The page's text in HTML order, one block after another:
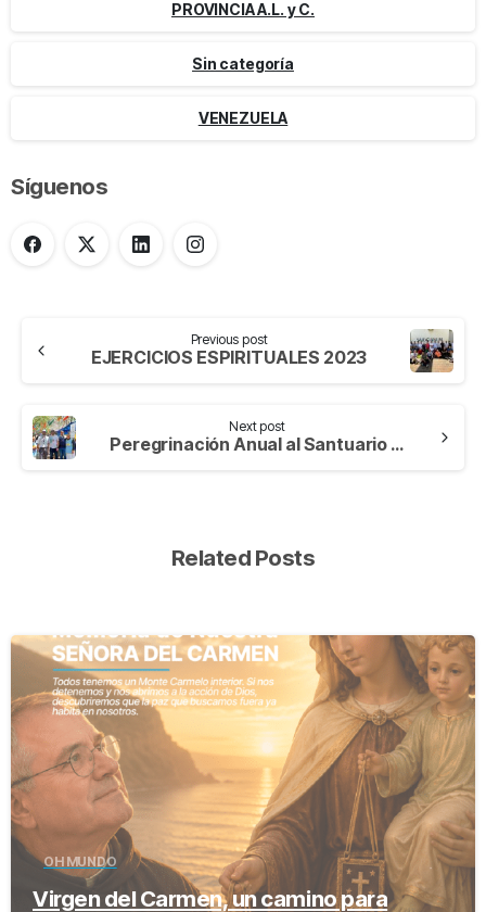
PROVINCIA A.L. y C.
Sin categoría
VENEZUELA
Síguenos
Previous post
EJERCICIOS ESPIRITUALES 2023
Next post
Peregrinación Anual al Santuario de Santa Teresa de Los Andes
Related Posts
-
OH MUNDO
Virgen del Carmen, un camino para